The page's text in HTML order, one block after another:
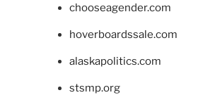
chooseagender.com
hoverboardssale.com
alaskapolitics.com
stsmp.org